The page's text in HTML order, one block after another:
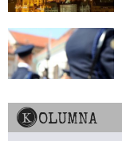
KOLUMNA